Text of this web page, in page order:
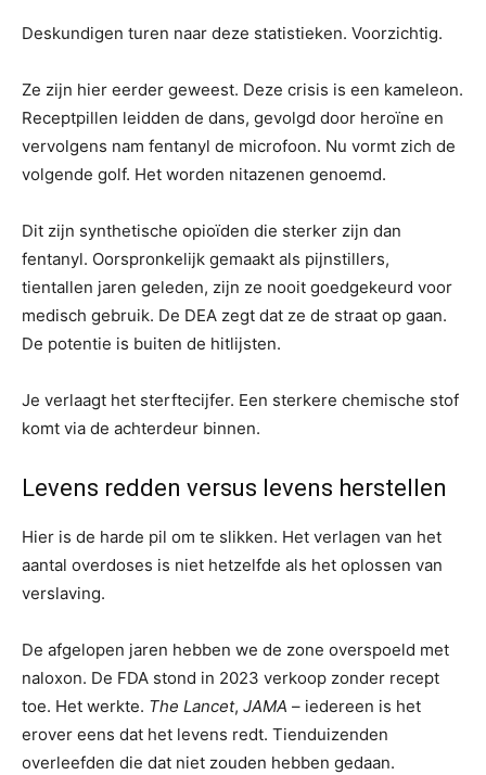
Deskundigen turen naar deze statistieken. Voorzichtig.
Ze zijn hier eerder geweest. Deze crisis is een kameleon.
Receptpillen leidden de dans, gevolgd door heroïne en
vervolgens nam fentanyl de microfoon. Nu vormt zich de
volgende golf. Het worden nitazenen genoemd.
Dit zijn synthetische opioïden die sterker zijn dan
fentanyl. Oorspronkelijk gemaakt als pijnstillers,
tientallen jaren geleden, zijn ze nooit goedgekeurd voor
medisch gebruik. De DEA zegt dat ze de straat op gaan.
De potentie is buiten de hitlijsten.
Je verlaagt het sterftecijfer. Een sterkere chemische stof
komt via de achterdeur binnen.
Levens redden versus levens herstellen
Hier is de harde pil om te slikken. Het verlagen van het
aantal overdoses is niet hetzelfde als het oplossen van
verslaving.
De afgelopen jaren hebben we de zone overspoeld met
naloxon. De FDA stond in 2023 verkoop zonder recept
toe. Het werkte. The Lancet, JAMA – iedereen is het
erover eens dat het levens redt. Tienduizenden
overleefden die dat niet zouden hebben gedaan.